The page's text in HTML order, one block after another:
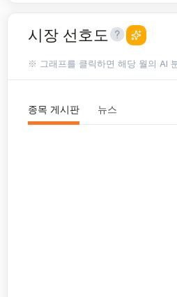
시장 선호도
※ 그래프를 클릭하면 해당 월의 AI
종목 게시판 뉴스